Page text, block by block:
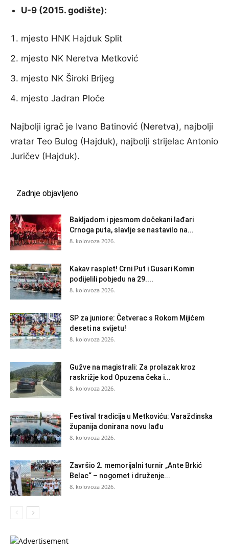
U-9 (2015. godište):
mjesto HNK Hajduk Split
mjesto NK Neretva Metković
mjesto NK Široki Brijeg
mjesto Jadran Ploče
Najbolji igrač je Ivano Batinović (Neretva), najbolji
vratar Teo Bulog (Hajduk), najbolji strijelac Antonio
Juričev (Hajduk).
Zadnje objavljeno
Bakljadom i pjesmom dočekani lađari
Crnoga puta, slavlje se nastavilo na...
8. kolovoza 2026.
Kakav rasplet! Crni Put i Gusari Komin
podijelili pobjedu na 29....
8. kolovoza 2026.
SP za juniore: Četverac s Rokom Mijićem
deseti na svijetu!
8. kolovoza 2026.
Gužve na magistrali: Za prolazak kroz
raskrižje kod Opuzena čeka i...
8. kolovoza 2026.
Festival tradicija u Metkoviću: Varaždinska
županija donirana novu lađu
8. kolovoza 2026.
Završio 2. memorijalni turnir „Ante Brkić
Belac“ – nogomet i druženje...
8. kolovoza 2026.